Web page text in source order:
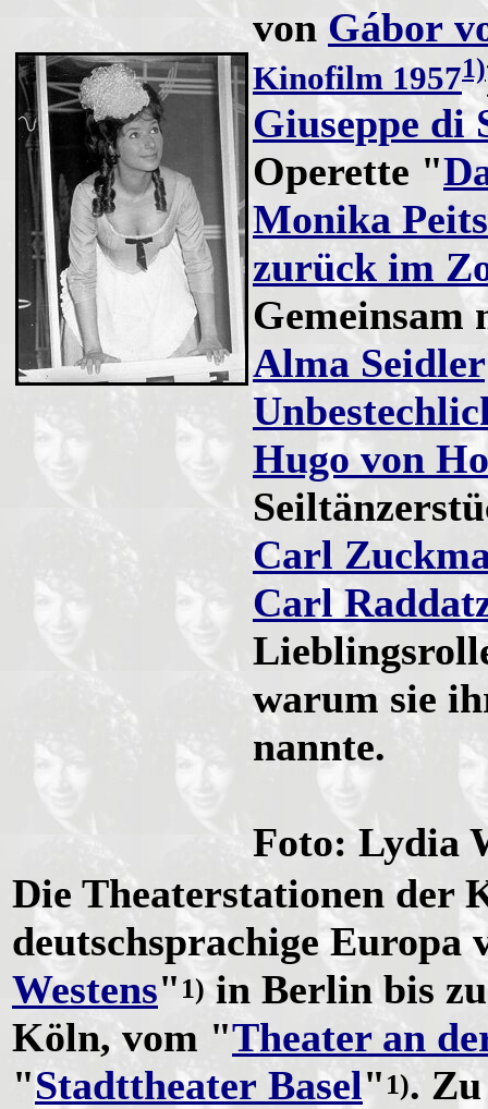
von Gábor
Kinofilm 19571)
Giuseppe di
Operette "
Monika
zurück im
Alma Seidler
Hugo von
Carl
Carl
warum sie
nannte.
Foto: Lydia
Die Theaterstationen der
deutschsprachige
Westens" 1) in Berlin bis
Köln, vom "Theater an
"Stadttheater Basel" 1).